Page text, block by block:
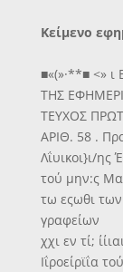
Κείμενο
■«(»·**■ <»
ΤΗΣ
ΤΕΥΧΟΣ
ΑΡΙΘ. 58 .
Λΐυικοι}ι/ης
τού μην:ς
τω εςωθι
γραφείων
χχι εν τί;
Ιΐροείρϊΐα